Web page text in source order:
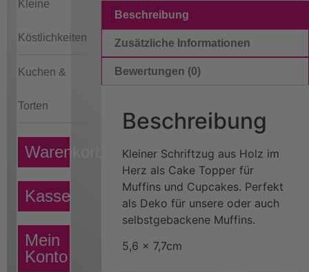
Kleine
Köstlichkeiten
Kuchen &
Torten
Warenkorb
Kasse
Mein
Konto
Beschreibung
Zusätzliche Informationen
Bewertungen (0)
Beschreibung
Kleiner Schriftzug aus Holz im
Herz als Cake Topper für
Muffins und Cupcakes. Perfekt
als Deko für unsere oder auch
selbstgebackene Muffins.
5,6 x 7,7cm